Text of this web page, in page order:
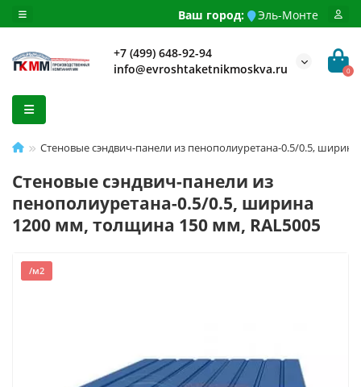
Ваш город: Эль-Монте
+7 (499) 648-92-94
info@evroshtaketnikmoskva.ru
0
Стеновые сэндвич-панели из пенополиуретана-0.5/0.5,
Стеновые сэндвич-панели из
пенополиуретана-0.5/0.5, ширина
1200 мм, толщина 150 мм, RAL5005
/м2